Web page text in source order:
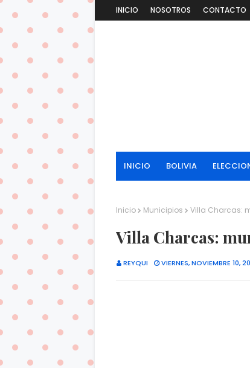
INICIO NOSOTROS CONTACTO
INICIO BOLIVIA
Inicio Municipios Villa Charcas:
Villa Charcas:
REYQUI VIERNES, NOVIEMBRE 10,